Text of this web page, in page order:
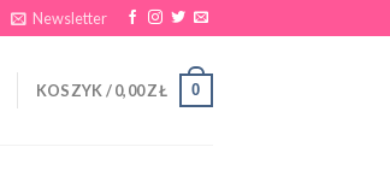
Newsletter
KOSZYK /0,00ZŁ 0